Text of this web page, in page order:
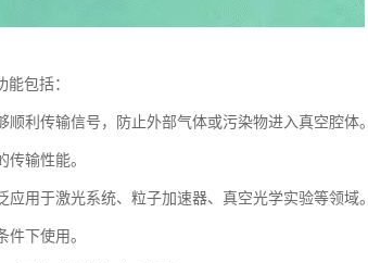
包括：
利传输信号，防止外部气体或污染物进入真空腔体。
输性能。
用于激光系统、粒子加速器、真空光学实验等领域。
下使用。